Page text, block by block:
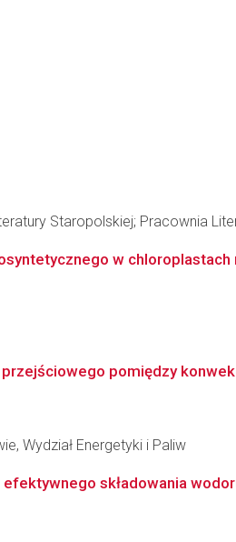
Staropolskiej; Pracownia
w
pomiędzy
Wydział Energetyki i Paliw
składowania